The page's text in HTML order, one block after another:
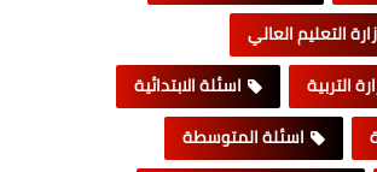
التعليم العالي
التربية
اسئلة الابتدائية
اسئلة المتوسطة